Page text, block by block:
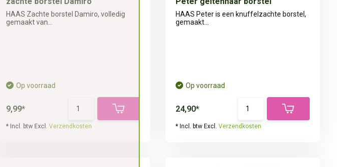
HAAS Zachte borstel Damiro, volledig
gemaakt van...
Op voorraad
9,99*
* Incl. btw Excl. Verzendkosten
HAAS Peter is een knuffelzachte borstel,
gemaakt...
Op voorraad
24,90*
* Incl. btw Excl.Verzendkosten